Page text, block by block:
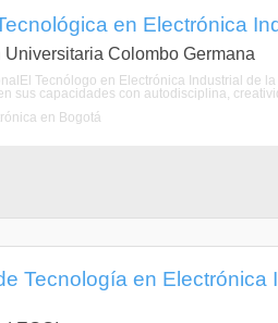
en Electrónica
Universitaria Colombo Germana
Tecnólogo en Electrónica Industrial de
sus capacidades con autodisciplina,
en Bogotá
Tecnología en Electrónica